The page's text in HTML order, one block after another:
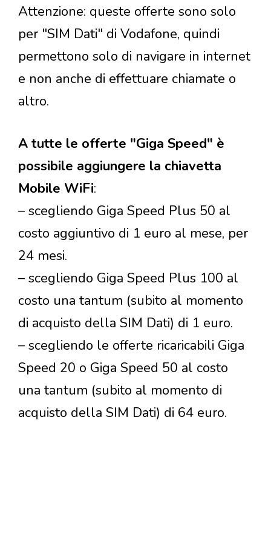
Attenzione: queste offerte sono solo
per "SIM Dati" di Vodafone, quindi
permettono solo di navigare in internet
e non anche di effettuare chiamate o
altro.
A tutte le offerte "Giga Speed" è
possibile aggiungere la chiavetta
Mobile WiFi:
– scegliendo Giga Speed Plus 50 al
costo aggiuntivo di 1 euro al mese, per
24 mesi.
– scegliendo Giga Speed Plus 100 al
costo una tantum (subito al momento
di acquisto della SIM Dati) di 1 euro.
– scegliendo le offerte ricaricabili Giga
Speed 20 o Giga Speed 50 al costo
una tantum (subito al momento di
acquisto della SIM Dati) di 64 euro.